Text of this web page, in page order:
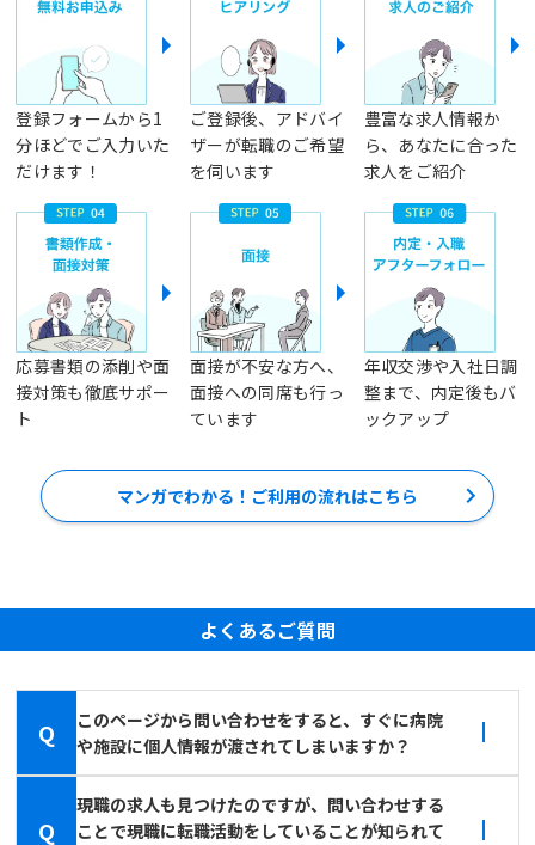
登録フォームから1
分ほどでご入力いた
だけます！
ご登録後、アドバイ
ザーが転職のご希望
を伺います
豊富な求人情報か
ら、あなたに合った
求人をご紹介
応募書類の添削や面
接対策も徹底サポー
ト
面接が不安な方へ、
面接への同席も行っ
ています
年収交渉や入社日調
整まで、内定後もバ
ックアップ
マンガでわかる！ご利用の流れはこちら
よくあるご質問
Q
このページから問い合わせをすると、すぐに病院
や施設に個人情報が渡されてしまいますか？
Q
現職の求人も見つけたのですが、問い合わせする
ことで現職に転職活動をしていることが知られて